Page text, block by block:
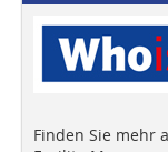
Finden Sie mehr